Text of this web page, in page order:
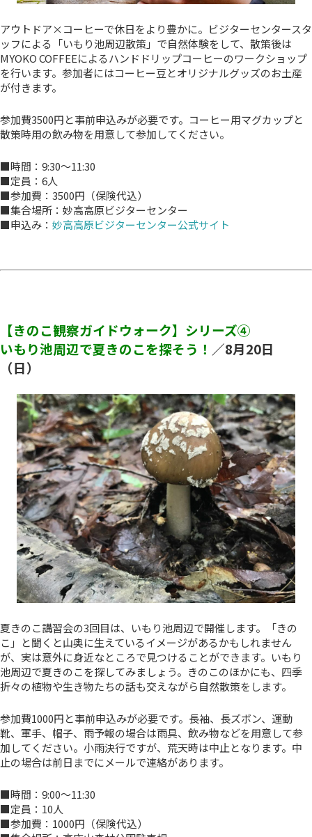
アウトドア×コーヒーで休日をより豊かに。ビジターセンタースタ
ッフによる「いもり池周辺散策」で自然体験をして、散策後は
MYOKO COFFEEによるハンドドリップコーヒーのワークショップ
を行います。参加者にはコーヒー豆とオリジナルグッズのお土産
が付きます。
参加費3500円と事前申込みが必要です。コーヒー用マグカップと
散策時用の飲み物を用意して参加してください。
■時間：9:30～11:30
■定員：6人
■参加費：3500円（保険代込）
■集合場所：妙高高原ビジターセンター
■申込み： 妙高高原ビジターセンター公式サイト
【きのこ観察ガイドウォーク】シリーズ④
いもり池周辺で夏きのこを探そう！ ／8月20日
（日）
夏きのこ講習会の3回目は、いもり池周辺で開催します。「きの
こ」と聞くと山奥に生えているイメージがあるかもしれません
が、実は意外に身近なところで見つけることができます。いもり
池周辺で夏きのこを探してみましょう。きのこのほかにも、四季
折々の植物や生き物たちの話も交えながら自然散策をします。
参加費1000円と事前申込みが必要です。長袖、長ズボン、運動
靴、軍手、帽子、雨予報の場合は雨具、飲み物などを用意して参
加してください。小雨決行ですが、荒天時は中止となります。中
止の場合は前日までにメールで連絡があります。
■時間：9:00～11:30
■定員：10人
■参加費：1000円（保険代込）